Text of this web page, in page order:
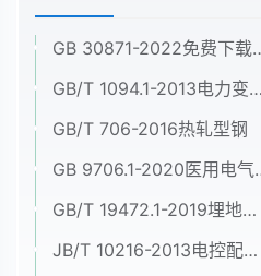
GB 30871-2022免费
GB/T 1094.1-2013电力变压器 第1部分:总则
GB/T 706-2016热轧型钢
GB 9706.1-2020医
GB/T 19472.1-2019埋地用聚乙烯(PE)结构壁管道系统 第1部分:聚乙烯双壁波纹管材
JB/T 10216-2013电控配电用电缆桥架